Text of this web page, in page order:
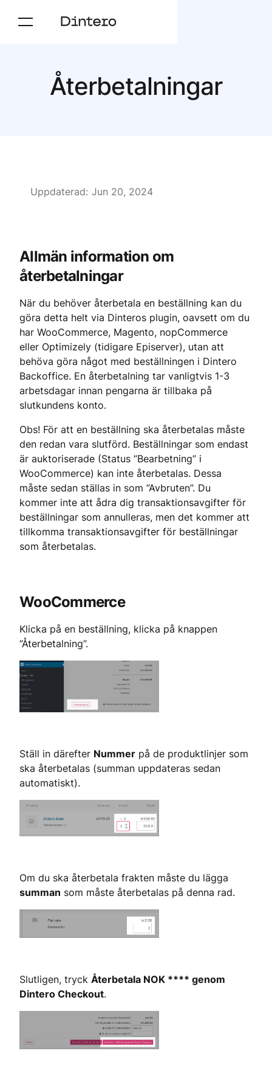
Återbetalningar
Uppdaterad: Jun 20, 2024
Allmän information om
återbetalningar
När du behöver återbetala en beställning kan du
göra detta helt via Dinteros plugin, oavsett om du
har WooCommerce, Magento, nopCommerce
eller Optimizely (tidigare Episerver), utan att
behöva göra något med beställningen i Dintero
Backoffice. En återbetalning tar vanligtvis 1-3
arbetsdagar innan pengarna är tillbaka på
slutkundens konto.
Obs! För att en beställning ska återbetalas måste
den redan vara slutförd. Beställningar som endast
är auktoriserade (Status ”Bearbetning” i
WooCommerce) kan inte återbetalas. Dessa
måste sedan ställas in som ”Avbruten”. Du
kommer inte att ådra dig transaktionsavgifter för
beställningar som annulleras, men det kommer att
tillkomma transaktionsavgifter för beställningar
som återbetalas.
WooCommerce
Klicka på en beställning, klicka på knappen
”Återbetalning”.
Ställ in därefter Nummer på de produktlinjer som
ska återbetalas (summan uppdateras sedan
automatiskt).
Om du ska återbetala frakten måste du lägga
summan som måste återbetalas på denna rad.
Slutligen, tryck Återbetala NOK **** genom
Dintero Checkout.